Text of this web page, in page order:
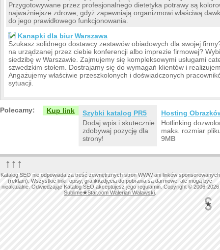
Przygotowywane przez profesjonalnego dietetyka potrawy są
najważniejsze zdrowe, gdyż zapewniają organizmowi właściwą
do jego prawidłowego funkcjonowania.
Kanapki dla biur Warszawa
Szukasz solidnego dostawcy zestawów obiadowych dla swojej
na urządzanej przez ciebie konferencji albo imprezie firmowej?
siedzibę w Warszawie. Zajmujemy się kompleksowymi usługami
szwedzkim stołem. Dostrajamy się do wymagań klientów i
Angażujemy właściwie przeszkolonych i doświadczonych
sytuacji.
Polecamy: Kup link
Szybki katalog PR5
Dodaj wpis i skutecznie
zdobywaj pozycję dla
strony!
Hosting
Hotlinking
maks. rozmiar
9MB
↑↑↑
Katalog SEO nie odpowiada za treść zewnętrznych stron WWW ani linków sponsorowanych
(reklam). Wszystkie linki, opisy, grafiki/zdjęcia do pobrania są darmowe, ale mogą być
nieaktualne. Odwiedzając Katalog SEO akceptujesz jego regulamin. Copyright © 2006-2026
Sublime★Star.com Walerian Walawski